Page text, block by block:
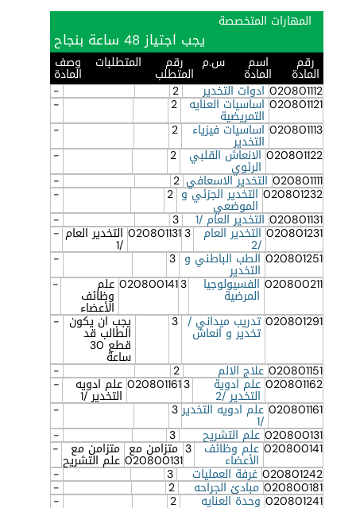
المهارات المتخصصة
يجب اجتياز 48 ساعة بنجاح
رقم
المادة
اسم
المادة
س.م رقم
المتطلب
المتطلبات وصف
المادة
020801112 ادوات التخدير 2
-
020801121 اساسيات العنايه
التمريضية
2
-
020801113 اساسيات فيزياء
التخدير
2
-
020801122 الانعاش القلبي
الرئوي
2
-
020801111 التخدير الاسعافي 2
-
020801232 التخدير الجزئي و
الموضعي
2
-
020801131 التخدير العام /1 3
-
020801231 التخدير العام
/2
3
020801131 التخدير العام
/1
-
020801251 الطب الباطني و
التخدير
3
-
020800211 الفسيولوجيا
المرضية
3
020800141 علم
وظائف
الأعضاء
-
020801291 تدريب ميداني /
تخدير و انعاش
3 يجب ان يكون
الطالب قد
قطع 30
ساعة
-
020801151 علاج الالم 2
-
020801162 علم ادوية
التخدير /2
3
020801161 علم ادويه
التخدير /1
-
020801161 علم ادويه التخدير
/1
3
-
020800131 علم التشريح 3
-
020800141 علم وظائف
الأعضاء
3 متزامن مع
020800131
متزامن مع
علم التشريح
-
020801242 غرفة العمليات 3
-
020800181 مبادئ الجراحه 2
-
020801241 وحدة العنايه 2
-